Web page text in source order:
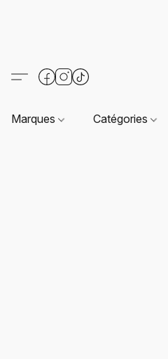
Marques Catégories